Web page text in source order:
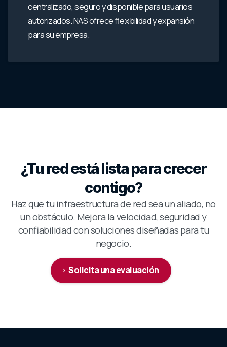
centralizado, seguro y disponible para usuarios
autorizados. NAS ofrece flexibilidad y expansión
para su empresa.
¿Tu redestálistaparacrecer
contigo?
Haz que tu infraestructura de red sea un aliado, no
un obstáculo. Mejora la velocidad, seguridad y
confiabilidad con soluciones diseñadas para tu
negocio.
Solicita una evaluación